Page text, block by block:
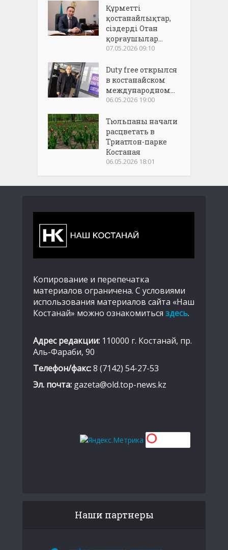
Құрметті
қостанайлықтар,
сіздерді Отан
қорғаушылар...
07.05.2026 09:10
Duty free открылся
в костанайском
международном...
06.05.2026 19:00
Тюльпаны начали
расцветать в
Триатлон-парке
Костаная
06.05.2026 18:01
Копирование и перепечатка
материалов ограничена. С условиями
использования материалов сайта «Наш
Костанай» можно ознакомиться здесь.
Адрес редакции: 110000 г. Костанай, пр.
Аль-Фараби, 90
Телефон/факс:8 (7142) 54-27-53
Эл. почта: gazeta@old.top-news.kz
Наши партнеры